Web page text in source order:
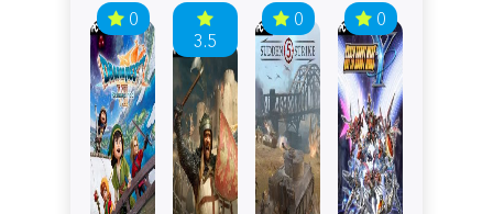
0
3.5
0 0